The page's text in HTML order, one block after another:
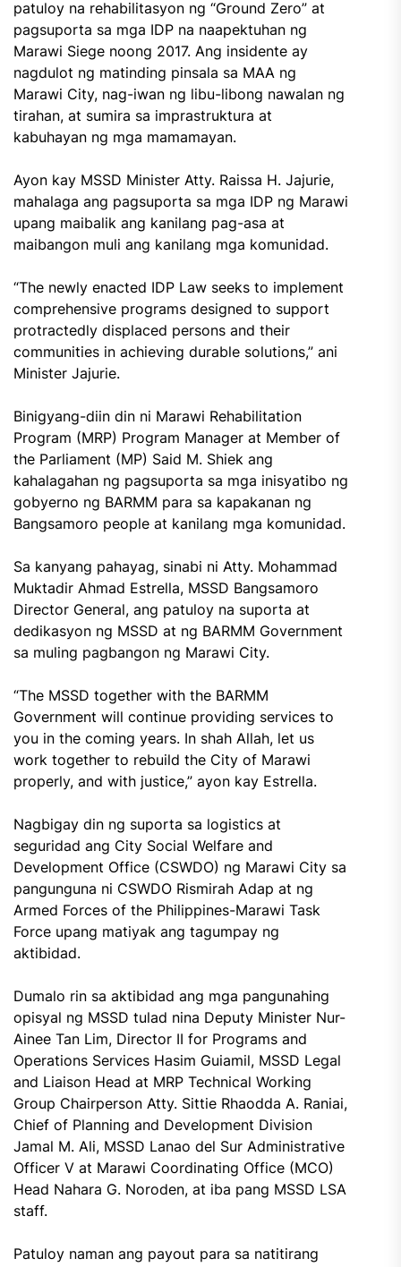
patuloy na rehabilitasyon ng “Ground Zero” at
pagsuporta sa mga IDP na naapektuhan ng
Marawi Siege noong 2017. Ang insidente ay
nagdulot ng matinding pinsala sa MAA ng
Marawi City, nag-iwan ng libu-libong nawalan ng
tirahan, at sumira sa imprastruktura at
kabuhayan ng mga mamamayan.
Ayon kay MSSD Minister Atty. Raissa H. Jajurie,
mahalaga ang pagsuporta sa mga IDP ng Marawi
upang maibalik ang kanilang pag-asa at
maibangon muli ang kanilang mga komunidad.
“The newly enacted IDP Law seeks to implement
comprehensive programs designed to support
protractedly displaced persons and their
communities in achieving durable solutions,” ani
Minister Jajurie.
Binigyang-diin din ni Marawi Rehabilitation
Program (MRP) Program Manager at Member of
the Parliament (MP) Said M. Shiek ang
kahalagahan ng pagsuporta sa mga inisyatibo ng
gobyerno ng BARMM para sa kapakanan ng
Bangsamoro people at kanilang mga komunidad.
Sa kanyang pahayag, sinabi ni Atty. Mohammad
Muktadir Ahmad Estrella, MSSD Bangsamoro
Director General, ang patuloy na suporta at
dedikasyon ng MSSD at ng BARMM Government
sa muling pagbangon ng Marawi City.
“The MSSD together with the BARMM
Government will continue providing services to
you in the coming years. In shah Allah, let us
work together to rebuild the City of Marawi
properly, and with justice,” ayon kay Estrella.
Nagbigay din ng suporta sa logistics at
seguridad ang City Social Welfare and
Development Office (CSWDO) ng Marawi City sa
pangunguna ni CSWDO Rismirah Adap at ng
Armed Forces of the Philippines-Marawi Task
Force upang matiyak ang tagumpay ng
aktibidad.
Dumalo rin sa aktibidad ang mga pangunahing
opisyal ng MSSD tulad nina Deputy Minister Nur-
Ainee Tan Lim, Director II for Programs and
Operations Services Hasim Guiamil, MSSD Legal
and Liaison Head at MRP Technical Working
Group Chairperson Atty. Sittie Rhaodda A. Raniai,
Chief of Planning and Development Division
Jamal M. Ali, MSSD Lanao del Sur Administrative
Officer V at Marawi Coordinating Office (MCO)
Head Nahara G. Noroden, at iba pang MSSD LSA
staff.
Patuloy naman ang payout para sa natitirang